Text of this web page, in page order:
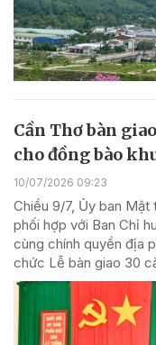
Cần Thơ bàn
cho đồng bào
10/07/2026 09:23
Chiều 9/7, Ủy ban
phối hợp với Ban Chỉ
cùng chính quyền địa
chức Lễ bàn giao 30